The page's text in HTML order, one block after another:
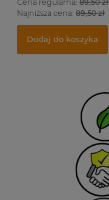
Cena regularna: 89,50 zł
Najniższa cena: 89,50 zł
Dodaj do koszyka